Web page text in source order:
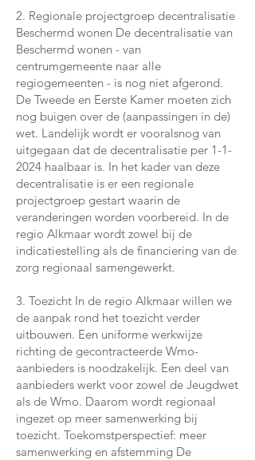
2. Regionale projectgroep decentralisatie
Beschermd wonen De decentralisatie van
Beschermd wonen - van
centrumgemeente naar alle
regiogemeenten - is nog niet afgerond.
De Tweede en Eerste Kamer moeten zich
nog buigen over de (aanpassingen in de)
wet. Landelijk wordt er vooralsnog van
uitgegaan dat de decentralisatie per 1-1-
2024 haalbaar is. In het kader van deze
decentralisatie is er een regionale
projectgroep gestart waarin de
veranderingen worden voorbereid. In de
regio Alkmaar wordt zowel bij de
indicatiestelling als de financiering van de
zorg regionaal samengewerkt.
3. Toezicht In de regio Alkmaar willen we
de aanpak rond het toezicht verder
uitbouwen. Een uniforme werkwijze
richting de gecontracteerde Wmo-
aanbieders is noodzakelijk. Een deel van
aanbieders werkt voor zowel de Jeugdwet
als de Wmo. Daarom wordt regionaal
ingezet op meer samenwerking bij
toezicht. Toekomstperspectief: meer
samenwerking en afstemming De